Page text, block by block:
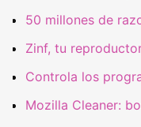
50 millones de
Zinf, tu
Controla los
Mozilla Cleaner: